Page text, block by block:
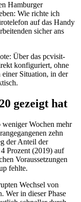
Hamburger
Wie richte ich
auf das Handy
sicher ans
Über das pcvisit-
konfiguriert, ohne
Situation, in der
gezeigt hat
Wochen mehr
zehn
der Anteil der
Prozent (2019) auf
Voraussetzungen
fehlte.
Wechsel von
Wer in dieser Phase